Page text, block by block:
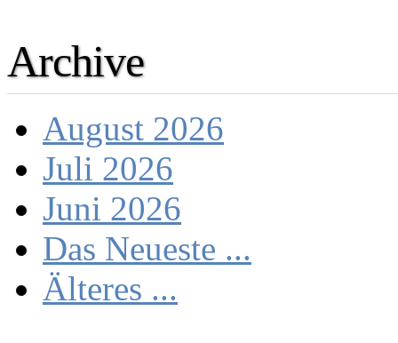
Archive
August 2026
Juli 2026
Juni 2026
Das Neueste ...
Älteres ...